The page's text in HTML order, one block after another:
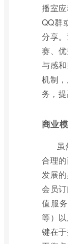
播室
QQ群
分享
赛、
与感
机制
务，提
商业
虽
合理
发展
会员
值服
等）
键在